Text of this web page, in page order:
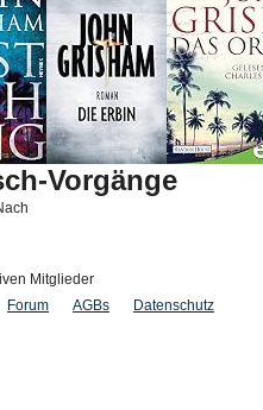
Vorgänge
Mitglieder
Forum AGBs Datenschutz